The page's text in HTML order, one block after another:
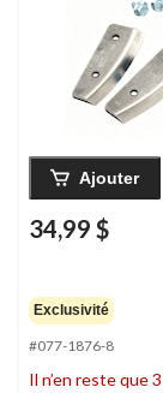
Ajouter
34,99 $
Exclusivité
#077-1876-8
Il n’en reste que 3